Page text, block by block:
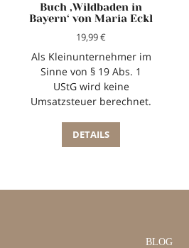
Buch ‚Wildbaden in
Bayern‘ von Maria Eckl
19,99€
Als Kleinunternehmer im
Sinne von § 19 Abs. 1
UStG wird keine
Umsatzsteuer berechnet.
DETAILS
BLOG